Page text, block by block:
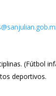
(Fútbol
deportivos.